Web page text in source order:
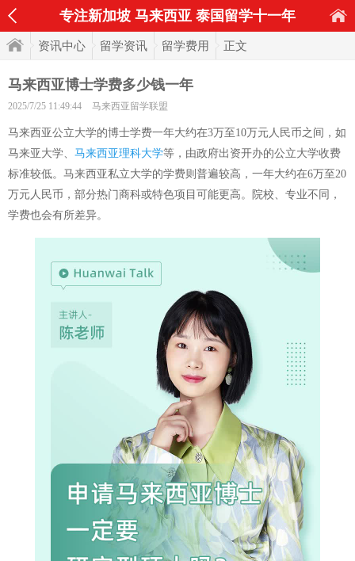
专注新加坡 马来西亚 泰国留学十一年
资讯中心 留学资讯 留学费用 正文
马来西亚博士学费多少钱一年
2025/7/25 11:49:44 马来西亚留学联盟
马来西亚公立大学的博士学费一年大约在3万至10万元人民币之间，如
马来亚大学、 马来西亚理科大学等，由政府出资开办的公立大学收费
标准较低。马来西亚私立大学的学费则普遍较高，一年大约在6万至20
万元人民币，部分热门商科或特色项目可能更高。院校、专业不同，
学费也会有所差异。